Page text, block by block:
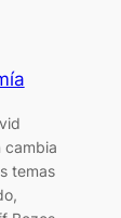
cambia
temas